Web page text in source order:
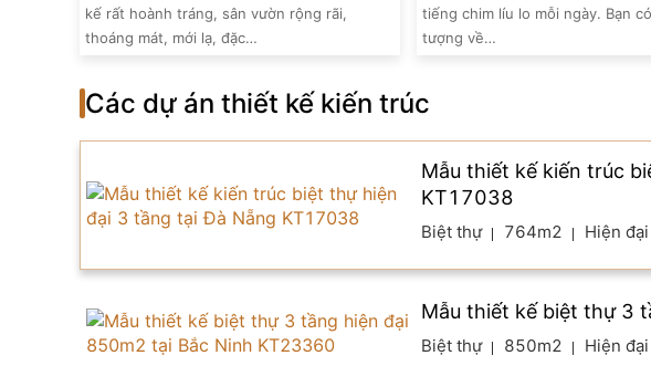
kế rất hoành tráng, sân vườn rộng rãi,
thoáng mát, mới lạ, đặc…
tiếng chim líu lo mỗi ngày. Bạn
tượng về…
Các dự án thiết kế kiến trúc
Mẫu thiết kế kiến trúc
KT17038
Biệt thự 764m2 Hiện
Mẫu thiết kế biệt thự 3
Biệt thự 850m2 Hiện đại